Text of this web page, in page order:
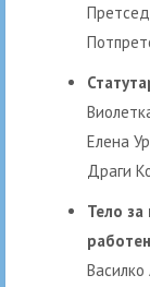
Елена
Драги
Тело за
Василко